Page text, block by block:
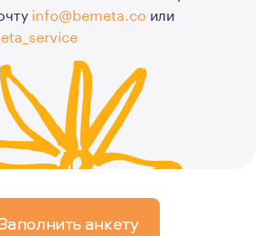
info@bemeta.co или
анкету